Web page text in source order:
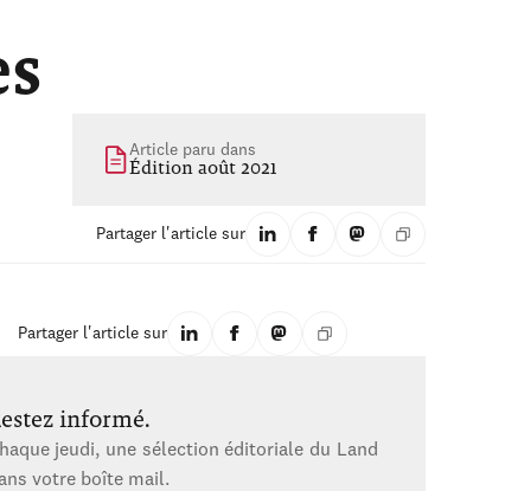
Article paru dans
Édition août 2021
Partager l'article sur
Partager l'article sur
informé.
jeudi, une sélection éditoriale du Land
votre boîte mail.